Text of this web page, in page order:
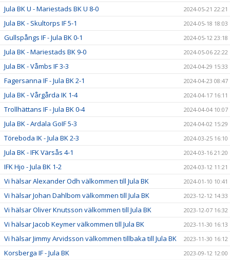
Jula BK U - Mariestads BK U 8-0 2024-05-21 22:21
Jula BK - Skultorps IF 5-1 2024-05-18 18:03
Gullspångs IF - Jula BK 0-1 2024-05-12 23:18
Jula BK - Mariestads BK 9-0 2024-05-06 22:22
Jula BK - Våmbs IF 3-3 2024-04-29 15:33
Fagersanna IF - Jula BK 2-1 2024-04-23 08:47
Jula BK - Vårgårda IK 1-4 2024-04-17 16:11
Trollhättans IF - Jula BK 0-4 2024-04-04 10:07
Jula BK - Ardala GoIF 5-3 2024-04-02 15:29
Töreboda IK - Jula BK 2-3 2024-03-25 16:10
Jula BK - IFK Värsås 4-1 2024-03-16 21:20
IFK Hjo - Jula BK 1-2 2024-03-12 11:21
Vi hälsar Alexander Odh välkommen till Jula BK 2024-01-10 10:41
Vi hälsar Johan Dahlbom välkommen till Jula BK 2023-12-12 14:33
Vi hälsar Oliver Knutsson välkommen till Jula BK 2023-12-07 16:32
Vi hälsar Jacob Keymer välkommen till Jula BK 2023-11-30 16:13
Vi hälsar Jimmy Arvidsson välkommen tillbaka till Jula BK 2023-11-30 16:12
Korsberga IF - Jula BK 2023-09-12 12:00